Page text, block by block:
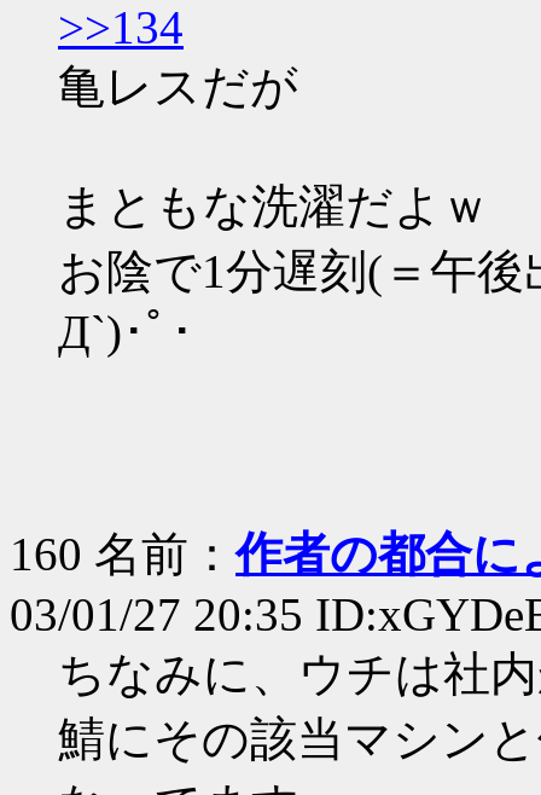
>>134
亀レスだが
まともな洗濯だよｗ
お陰で1分遅刻(＝午
Д`)･ﾟ･
160 名前：作者の都合に
03/01/27 20:35
ちなみに、ウチは社
鯖にその該当マシン